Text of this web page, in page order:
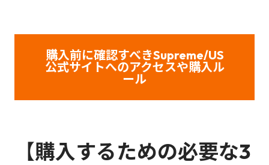
購入前に確認すべきSupreme/US
公式サイトへのアクセスや購入ル
ール
【購入するための必要な3